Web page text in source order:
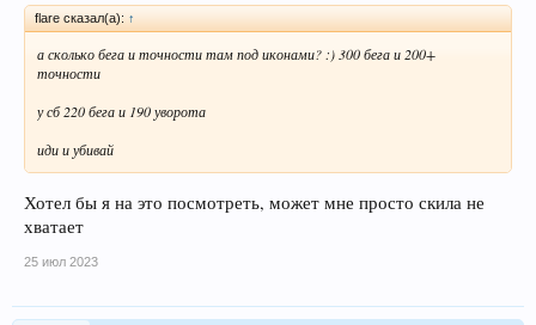
flare сказал(а): ↑
а сколько бега и точности там под иконами? :) 300 бега и 200+
точности
у сб 220 бега и 190 уворота
иди и убивай
Хотел бы я на это посмотреть, может мне просто скила не
хватает
25 июл 2023